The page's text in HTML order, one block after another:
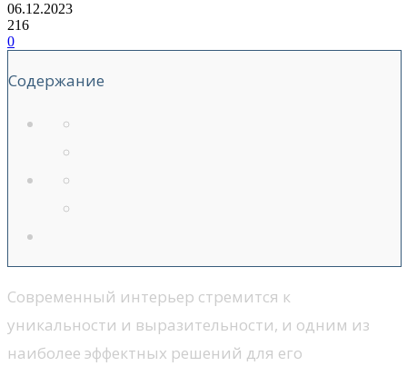
06.12.2023
216
0
Содержание
Современный интерьер стремится к
уникальности и выразительности, и одним из
наиболее эффектных решений для его